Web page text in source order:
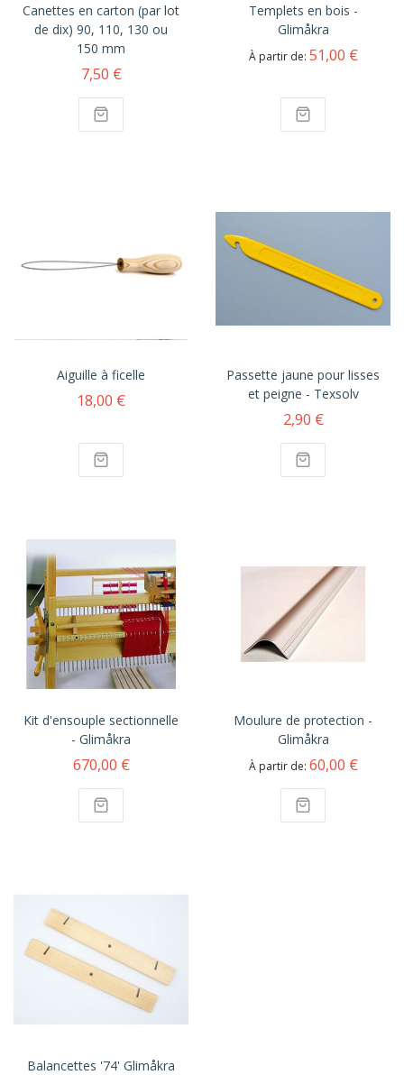
Canettes en carton (par lot
de dix) 90, 110, 130 ou
150 mm
7,50 €
Templets en bois -
Glimåkra
À partir de 51,00 €
Aiguille à ficelle
18,00 €
Passette jaune pour lisses
et peigne - Texsolv
2,90 €
Kit d'ensouple sectionnelle
- Glimåkra
670,00 €
Moulure de protection -
Glimåkra
À partir de 60,00 €
Balancettes '74' Glimåkra